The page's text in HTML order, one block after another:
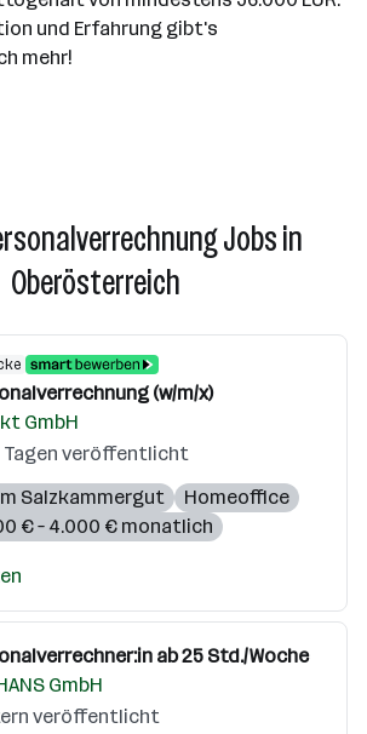
und Erfahrung gibt's
mehr!
Jobs in
Oberösterreich
(w/m/x)
GmbH
Tagen veröffentlicht
Salzkammergut
Homeoffice
€ – 4.000 € monatlich
ab 25 Std./Woche
GmbH
veröffentlicht